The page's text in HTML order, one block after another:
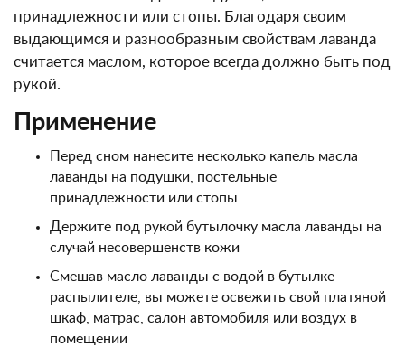
принадлежности или стопы. Благодаря своим
выдающимся и разнообразным свойствам лаванда
считается маслом, которое всегда должно быть под
рукой.
Применение
Перед сном нанесите несколько капель масла
лаванды на подушки, постельные
принадлежности или стопы
Держите под рукой бутылочку масла лаванды на
случай несовершенств кожи
Смешав масло лаванды с водой в бутылке-
распылителе, вы можете освежить свой платяной
шкаф, матрас, салон автомобиля или воздух в
помещении